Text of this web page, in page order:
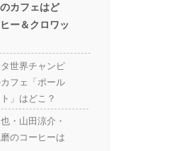
カフェはど
ー＆クロワッ
世界チャンピ
フェ「ポール
」はどこ？
・山田涼介・
のコーヒーは